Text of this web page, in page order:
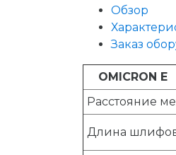
Обзор
Заказ
OMICRON E
Расстояние
Длина